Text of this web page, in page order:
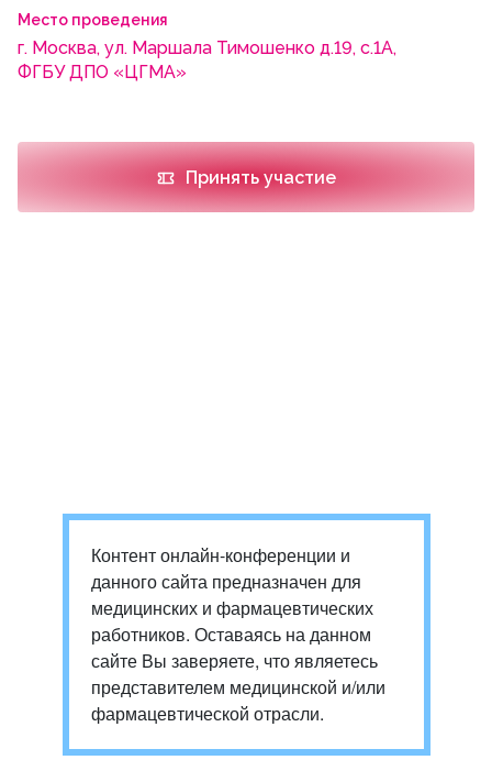
Место проведения
г. Москва, ул. Маршала Тимошенко д.19, с.1А,
ФГБУ ДПО «ЦГМА»
Принять участие
Контент онлайн-конференции и
данного сайта предназначен для
медицинских и фармацевтических
работников. Оставаясь на данном
сайте Вы заверяете, что являетесь
представителем медицинской и/или
фармацевтической отрасли.